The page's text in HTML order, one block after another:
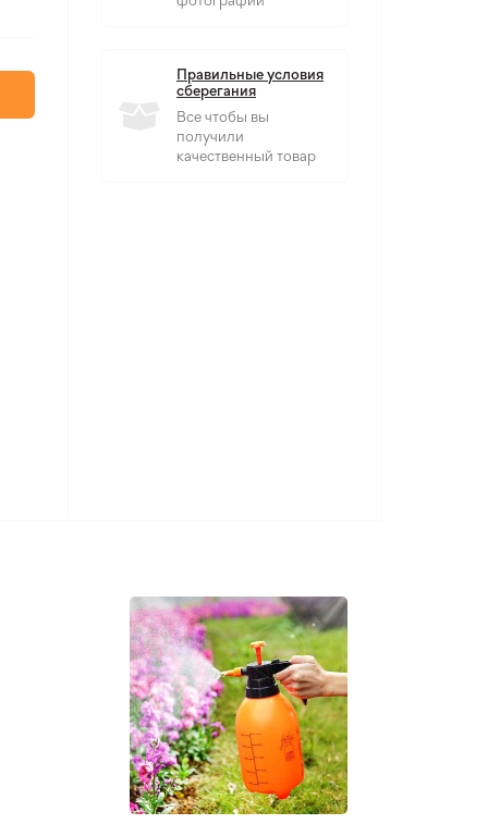
Правильные условия
сберегания
Все чтобы вы
получили
качественный товар